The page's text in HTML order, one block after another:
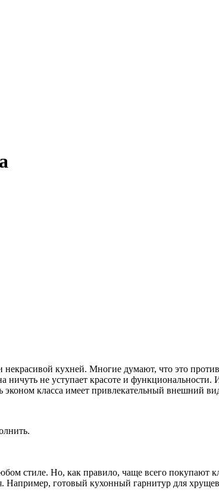
некрасивой кухней. Многие думают, что это
не уступает красоте и функциональности.
класса имеет привлекательный внешний
стиле. Но, как правило, чаще всего покупают
готовый кухонный гарнитур для